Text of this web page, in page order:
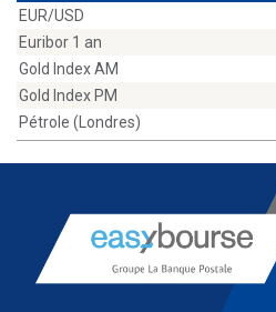
EUR/USD
Euribor 1 an
Gold Index AM
Gold Index PM
Pétrole (Londres)